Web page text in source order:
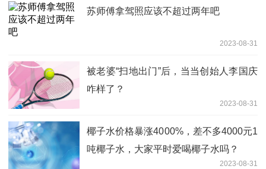
苏师傅拿驾照应该不超过两年吧
2023-08-31
被老婆“扫地出门”后，当当创始人李国庆
咋样了？
2023-08-31
椰子水价格暴涨4000%，差不多4000元1
吨椰子水，大家平时爱喝椰子水吗？
2023-08-31